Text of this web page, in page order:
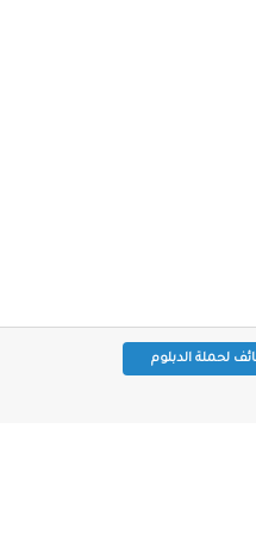
لحملة الدبلوم